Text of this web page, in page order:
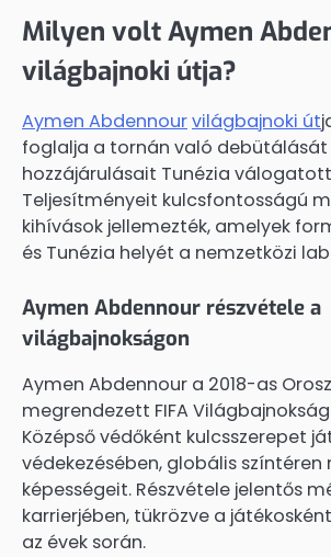
Milyen volt Aymen
világbajnoki útja?
Aymen Abdennourvilágbajnoki út
foglalja a tornán való debütálását
hozzájárulásait Tunézia
Teljesítményeit kulcsfontosságú
kihívások jellemezték, amelyek
és Tunézia helyét a nemzetközi
Aymen Abdennour részvétele a
világbajnokságon
Aymen Abdennour a 2018-as
megrendezett FIFA
Középső védőként kulcsszerepet
védekezésében, globális
képességeit. Részvétele jelentős
karrierjében, tükrözve a
az évek során.